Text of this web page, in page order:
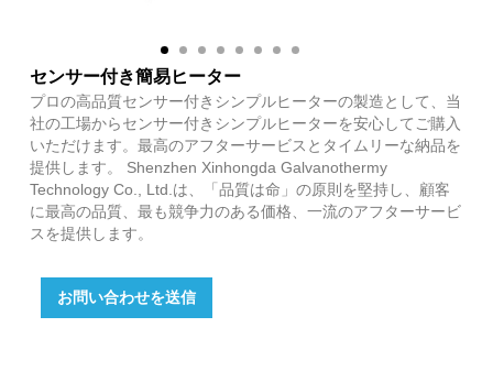
センサー付き簡易ヒーター
プロの高品質センサー付きシンプルヒーターの製造として、当
社の工場からセンサー付きシンプルヒーターを安心してご購入
いただけます。最高のアフターサービスとタイムリーな納品を
提供します。 Shenzhen Xinhongda Galvanothermy
Technology Co., Ltd.は、「品質は命」の原則を堅持し、顧客
に最高の品質、最も競争力のある価格、一流のアフターサービ
スを提供します。
お問い合わせを送信